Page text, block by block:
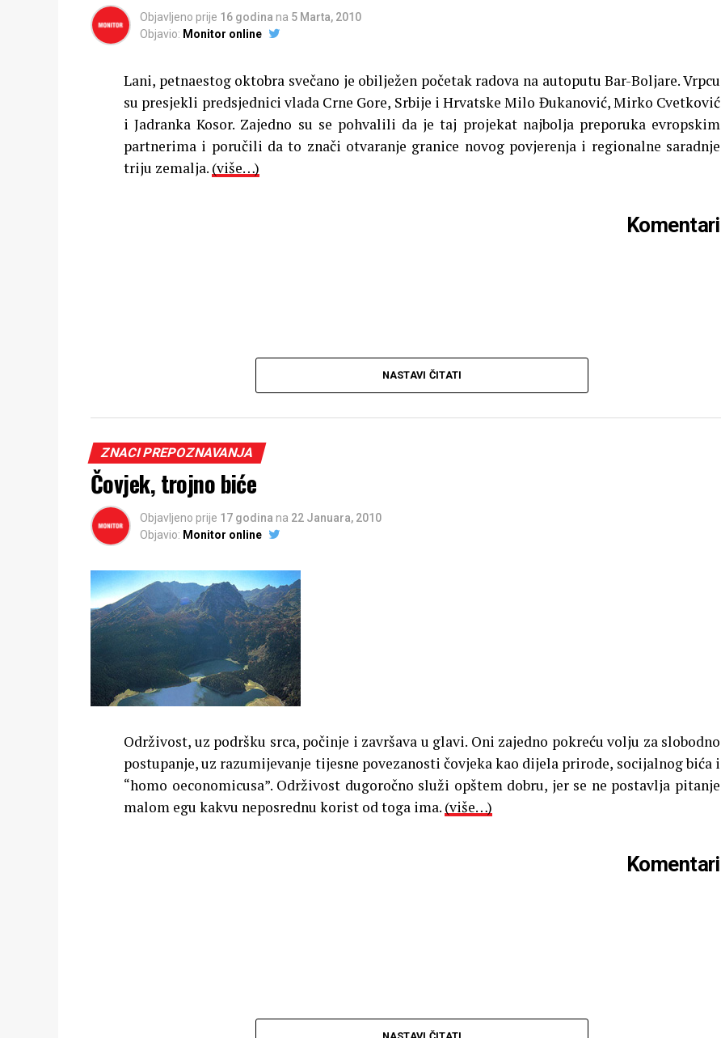
Objavljeno prije 16 godina na 5 Marta, 2010
Objavio: Monitor online
Lani, petnaestog oktobra svečano je obilježen početak radova na autoputu Bar-Boljare. Vrpcu
su presjekli predsjednici vlada Crne Gore, Srbije i Hrvatske Milo Đukanović, Mirko Cvetković
i Jadranka Kosor. Zajedno su se pohvalili da je taj projekat najbolja preporuka evropskim
partnerima i poručili da to znači otvaranje granice novog povjerenja i regionalne saradnje
triju zemalja. (više…)
Komentari
NASTAVI ČITATI
ZNACI PREPOZNAVANJA
Čovjek, trojno biće
Objavljeno prije 17 godina na 22 Januara, 2010
Objavio: Monitor online
Održivost, uz podršku srca, počinje i završava u glavi. Oni zajedno pokreću volju za slobodno
postupanje, uz razumijevanje tijesne povezanosti čovjeka kao dijela prirode, socijalnog bića i
“homo oeconomicusa”. Održivost dugoročno služi opštem dobru, jer se ne postavlja pitanje
malom egu kakvu neposrednu korist od toga ima. (više…)
Komentari